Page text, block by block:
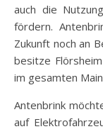
auch die
fördern.
Zukunft noch an
besitze
im gesamten
Antenbrink
auf